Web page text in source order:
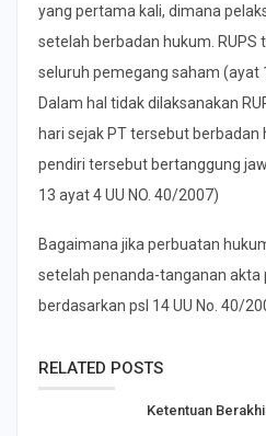
yang pertama kali, dimana
setelah berbadan hukum. RUPS
seluruh pemegang saham (ayat
Dalam hal tidak dilaksanakan
hari sejak PT tersebut
pendiri tersebut bertanggung
13 ayat 4 UU NO. 40/2007)
Bagaimana jika perbuatan
setelah penanda-tanganan akta
berdasarkan psl 14 UU No. 40/
RELATED POSTS
Ketentuan